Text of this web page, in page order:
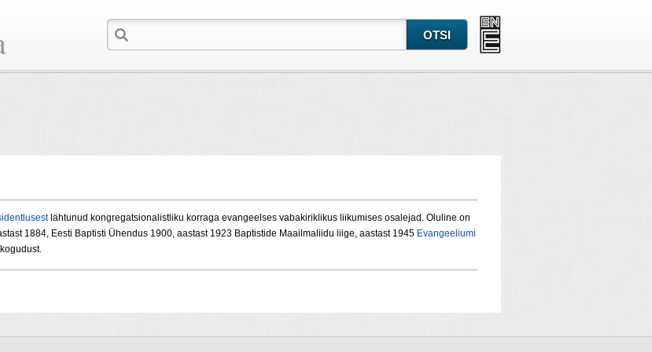
lähtunud kongregatsionalistliku korraga evangeelses vabakiriklikus liikumises osalejad. Oluline on
1884, Eesti Baptisti Ühendus 1900, aastast 1923 Baptistide Maailmaliidu liige, aastast 1945 Evangeeliumi